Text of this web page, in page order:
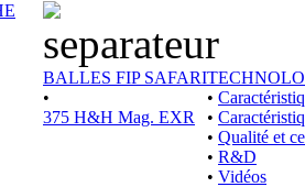
BALLES FIP SAFARI
•
375 H&H Mag. EXR
•
•
• Qualité et
• R&D
• Vidéos